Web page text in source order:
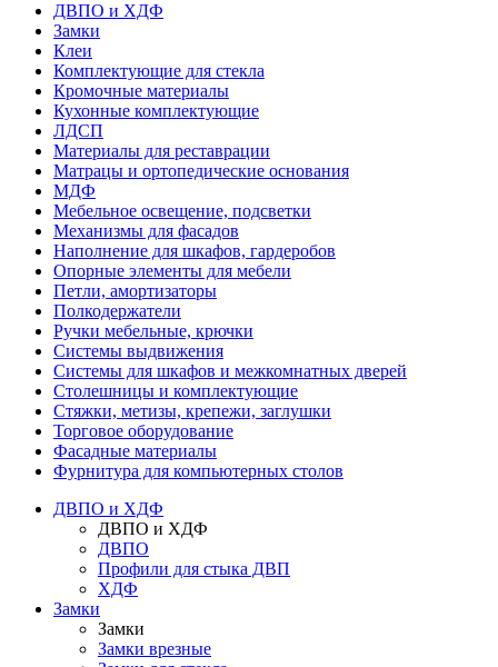
ДВПО и ХДФ
Замки
Клеи
Комплектующие для стекла
Кромочные материалы
Кухонные комплектующие
ЛДСП
Материалы для реставрации
Матрацы и ортопедические основания
МДФ
Мебельное освещение, подсветки
Механизмы для фасадов
Наполнение для шкафов, гардеробов
Опорные элементы для мебели
Петли, амортизаторы
Полкодержатели
Ручки мебельные, крючки
Системы выдвижения
Системы для шкафов и межкомнатных дверей
Столешницы и комплектующие
Стяжки, метизы, крепежи, заглушки
Торговое оборудование
Фасадные материалы
Фурнитура для компьютерных столов
ДВПО и ХДФ
ДВПО и ХДФ
ДВПО
Профили для стыка ДВП
ХДФ
Замки
Замки
Замки врезные